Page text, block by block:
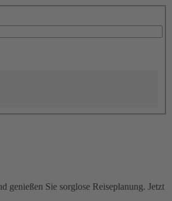
genießen Sie sorglose Reiseplanung. Jetzt